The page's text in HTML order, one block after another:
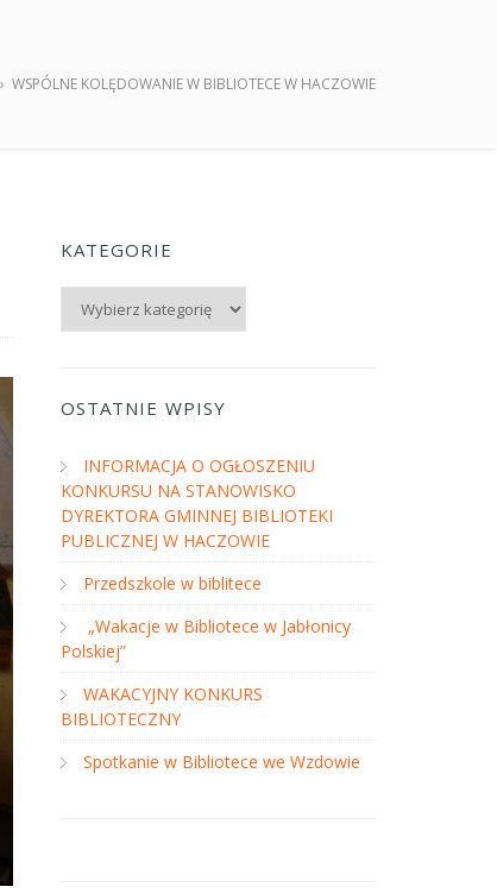
› WSPÓLNE KOLĘDOWANIE W BIBLIOTECE W HACZOWIE
KATEGORIE
Kategorie
OSTATNIE WPISY
INFORMACJA O OGŁOSZENIU
KONKURSU NA STANOWISKO
DYREKTORA GMINNEJ BIBLIOTEKI
PUBLICZNEJ W HACZOWIE
Przedszkole w biblitece
„Wakacje w Bibliotece w Jabłonicy
Polskiej”
WAKACYJNY KONKURS
BIBLIOTECZNY
Spotkanie w Bibliotece we Wzdowie